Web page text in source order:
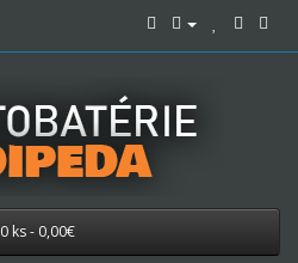
0 ks - 0,00€